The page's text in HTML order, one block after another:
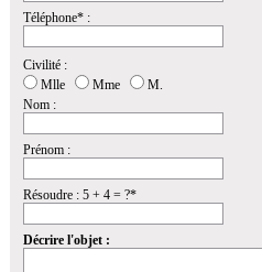
Téléphone* :
Civilité :
Mlle
Mme
M.
Nom :
Prénom :
Résoudre : 5 + 4 = ?*
Décrire l'objet :